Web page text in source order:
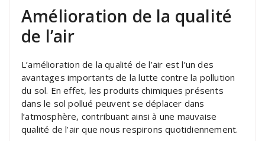
Amélioration de la qualité
de l’air
L’amélioration de la qualité de l’air est l’un des
avantages importants de la lutte contre la pollution
du sol. En effet, les produits chimiques présents
dans le sol pollué peuvent se déplacer dans
l’atmosphère, contribuant ainsi à une mauvaise
qualité de l’air que nous respirons quotidiennement.